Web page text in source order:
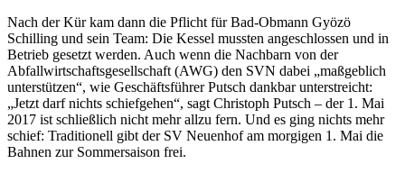
Nach der Kür kam dann die Pflicht für Bad-Obmann Gyözö
Schilling und sein Team: Die Kessel mussten angeschlossen und in
Betrieb gesetzt werden. Auch wenn die Nachbarn von der
Abfallwirtschaftsgesellschaft (AWG) den SVN dabei „maßgeblich
unterstützen“, wie Geschäftsführer Putsch dankbar unterstreicht:
„Jetzt darf nichts schiefgehen“, sagt Christoph Putsch – der 1. Mai
2017 ist schließlich nicht mehr allzu fern. Und es ging nichts mehr
schief: Traditionell gibt der SV Neuenhof am morgigen 1. Mai die
Bahnen zur Sommersaison frei.